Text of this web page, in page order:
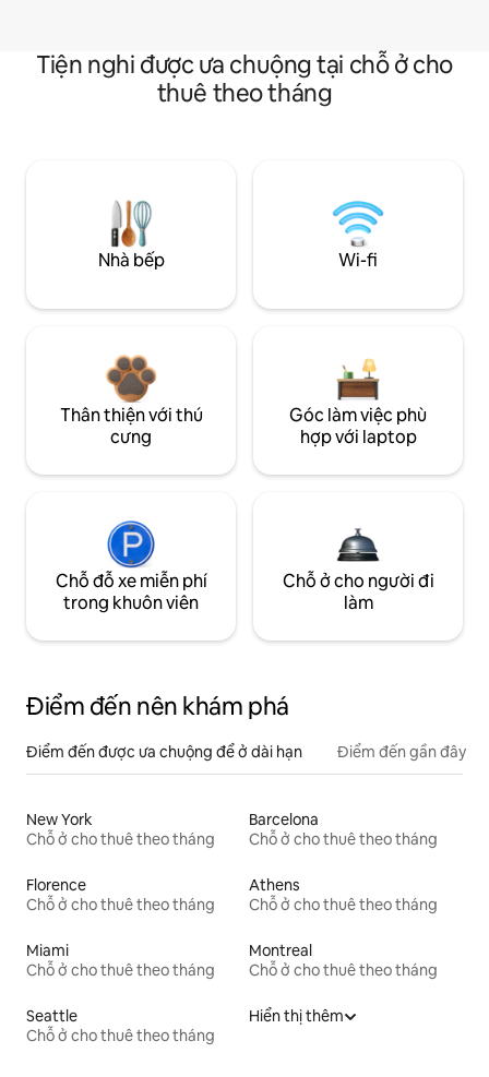
Tiện nghi được ưa chuộng tại chỗ ở cho
thuê theo tháng
Nhà bếp Wi-fi
Thân thiện với thú
cưng
Góc làm việc phù
hợp với laptop
Chỗ đỗ xe miễn phí
trong khuôn viên
Chỗ ở cho người đi
làm
Điểm đến nên khám phá
Điểm đến được ưa chuộng để ở dài hạn Điểm đến gần đây
New York
Chỗ ở cho thuê theo tháng
Barcelona
Chỗ ở cho thuê theo tháng
Florence
Chỗ ở cho thuê theo tháng
Athens
Chỗ ở cho thuê theo tháng
Miami
Chỗ ở cho thuê theo tháng
Montreal
Chỗ ở cho thuê theo tháng
Seattle
Chỗ ở cho thuê theo tháng
Hiển thị thêm